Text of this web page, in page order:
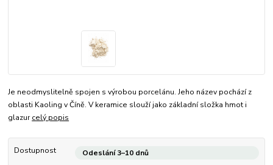
Je neodmyslitelně spojen s výrobou porcelánu. Jeho název pochází z
oblasti Kaoling v Číně. V keramice slouží jako základní složka hmot i
glazurcelý popis
Dostupnost
Odeslání 3–10 dnů